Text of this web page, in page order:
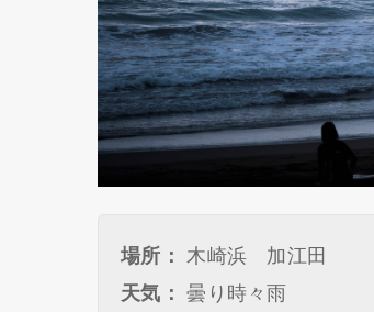
場所：
木崎浜 加江田
天気： 曇り時々雨